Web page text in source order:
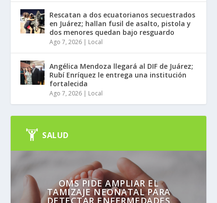
Rescatan a dos ecuatorianos secuestrados
en Juárez; hallan fusil de asalto, pistola y
dos menores quedan bajo resguardo
Ago 7, 2026 | Local
Angélica Mendoza llegará al DIF de Juárez;
Rubí Enríquez le entrega una institución
fortalecida
Ago 7, 2026 | Local
SALUD
OMS PIDE AMPLIAR EL
TAMIZAJE NEONATAL PARA
DETECTAR ENFERMEDADES